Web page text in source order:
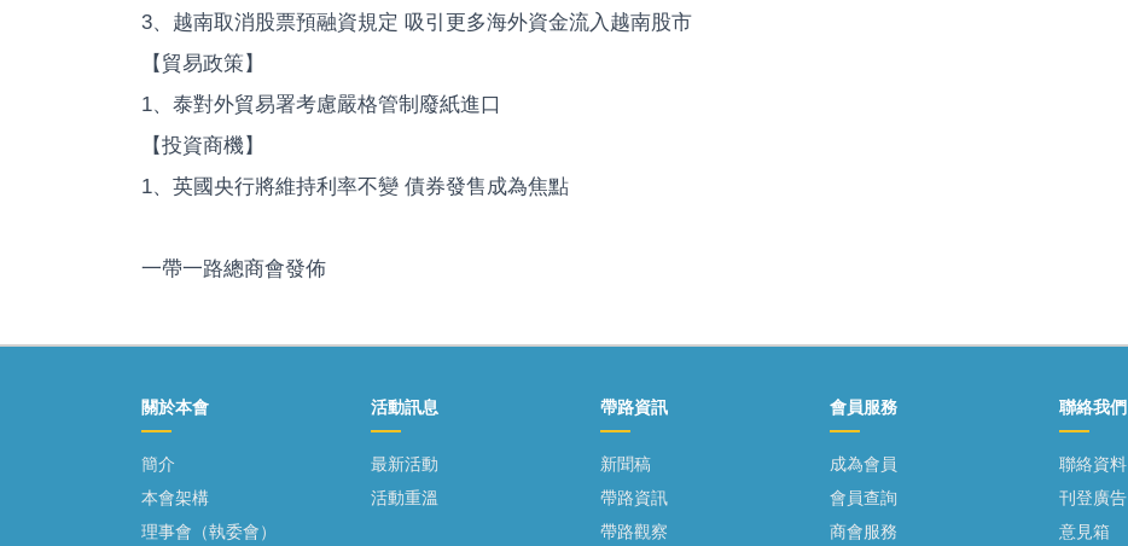
3、越南取消股票預融資規定 吸引更多海外資金流入越南股市
【貿易政策】
1、泰對外貿易署考慮嚴格管制廢紙進口
【投資商機】
1、英國央行將維持利率不變 債券發售成為焦點
一帶一路總商會發佈
關於本會
簡介
本會架構
理事會（執委會）
活動訊息
最新活動
活動重溫
帶路資訊
新聞稿
帶路資訊
帶路觀察
會員服務
成為會員
會員查詢
商會服務
聯絡我們
聯絡資料
刊登廣告
意見箱